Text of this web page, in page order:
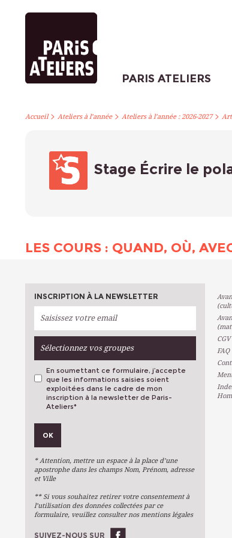
PARIS ATELIERS
Accueil> Ateliers à l’année> Ateliers à l’année : 2026-2027>
Stage Écrire le
LES COURS : QUAND, OÙ,
INSCRIPTION À LA NEWSLETTER
Sélectionnez vos groupes
Métiers D'art
Arts Du Texte
Stages Ponctuels
Ateliers À L'année
En soumettant ce formulaire, j’accepte
que les informations saisies soient
exploitées dans le cadre de mon
inscription à la newsletter de Paris-
Ateliers*
OK
* Attention, mettre un espace à la place d’une
apostrophe dans les champs Nom, Prénom, adresse
et Ville
** Si vous souhaitez retirer votre consentement à
l’utilisation des données collectées par ce
formulaire, veuillez consulter nos mentions légales
SUIVEZ-NOUS SUR
CGV
FAQ